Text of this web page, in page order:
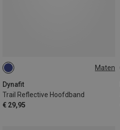
Maten
Dynafit
Trail Reflective Hoofdband
€ 29,95
ONE SIZE